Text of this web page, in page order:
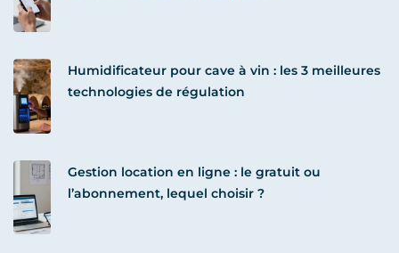
Humidificateur pour cave à vin : les 3 meilleures
technologies de régulation
Gestion location en ligne : le gratuit ou
l’abonnement, lequel choisir ?